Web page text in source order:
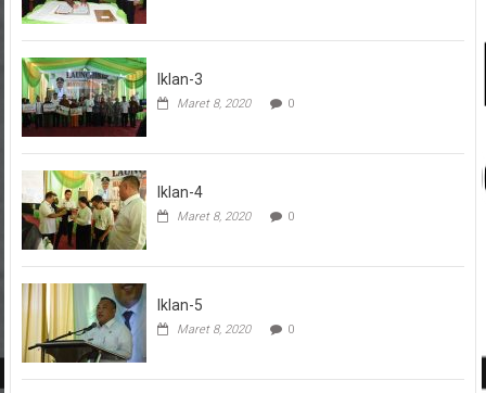
Iklan-3
Maret 8, 2020 0
Iklan-4
Maret 8, 2020 0
Iklan-5
Maret 8, 2020 0